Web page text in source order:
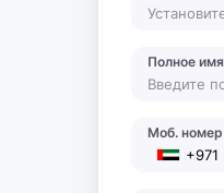
Полное имя
Моб. номер
+971